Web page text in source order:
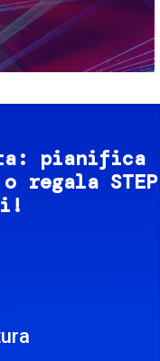
pianifica
STEP